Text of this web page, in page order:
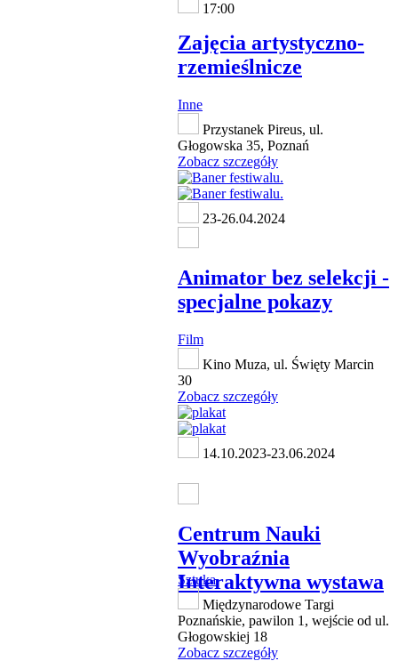
17:00
Zajęcia artystyczno-
rzemieślnicze
Inne
Przystanek Pireus, ul.
Głogowska 35, Poznań
Zobacz szczegóły
23-26.04.2024
Animator bez selekcji -
specjalne pokazy
Film
Kino Muza, ul. Święty Marcin
30
Zobacz szczegóły
14.10.2023-23.06.2024
Centrum Nauki
Wyobraźnia
Interaktywna wystawa
Sztuka
Międzynarodowe Targi
Poznańskie, pawilon 1, wejście od ul.
Głogowskiej 18
Zobacz szczegóły